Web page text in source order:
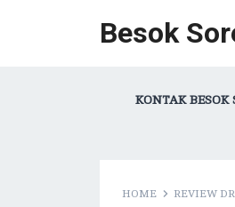
Besok
KONTAK BESOK
HOME REVIEW